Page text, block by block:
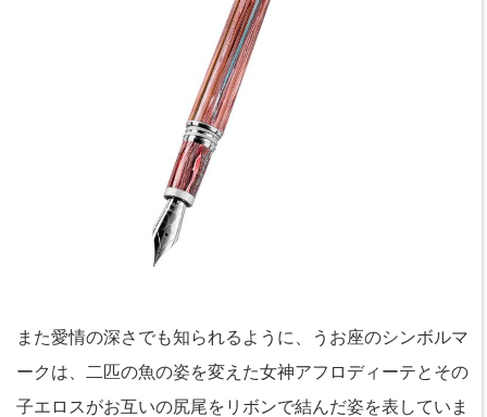
また愛情の深さでも知られるように、うお座のシンボルマ
ークは、二匹の魚の姿を変えた女神アフロディーテとその
子エロスがお互いの尻尾をリボンで結んだ姿を表していま